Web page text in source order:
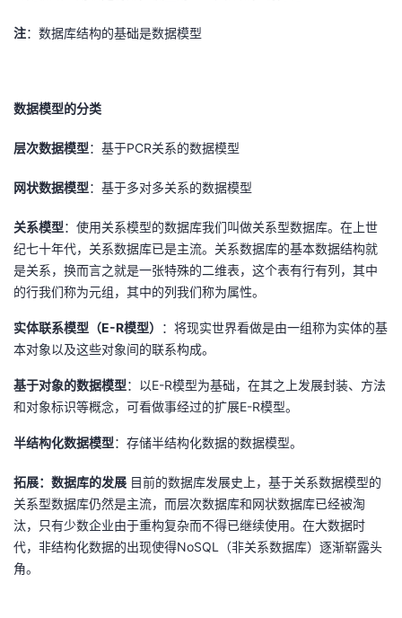
注：数据库结构的基础是数据模型
数据模型的分类
层次数据模型：基于PCR关系的数据模型
网状数据模型：基于多对多关系的数据模型
关系模型：使用关系模型的数据库我们叫做关系型数据库。在上世
纪七十年代，关系数据库已是主流。关系数据库的基本数据结构就
是关系，换而言之就是一张特殊的二维表，这个表有行有列，其中
的行我们称为元组，其中的列我们称为属性。
实体联系模型（E-R模型）
：将现实世界看做是由一组称为实体的基
本对象以及这些对象间的联系构成。
基于对象的数据模型：以E-R模型为基础，在其之上发展封装、方法
和对象标识等概念，可看做事经过的扩展E-R模型。
半结构化数据模型：存储半结构化数据的数据模型。
拓展：数据库的发展 目前的数据库发展史上，基于关系数据模型的
关系型数据库仍然是主流，而层次数据库和网状数据库已经被淘
汰，只有少数企业由于重构复杂而不得已继续使用。在大数据时
代，非结构化数据的出现使得NoSQL（非关系数据库）逐渐崭露头
角。